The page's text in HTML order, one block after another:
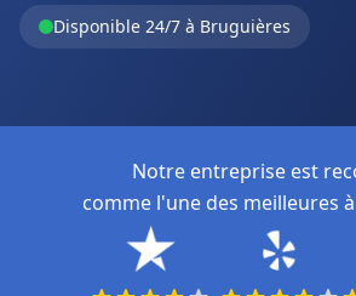
Disponible 24/7 à Bruguières
Notre entreprise est
comme l'une des meilleures